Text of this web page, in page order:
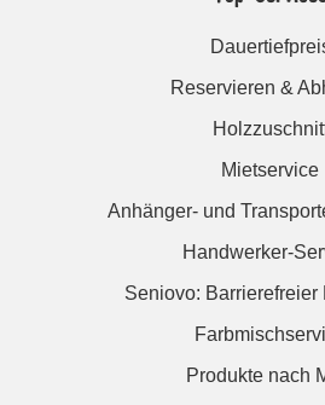
Reservieren &
Mietservice
Anhänger- und
Handwerker-
Seniovo: Barrierefreier
Produkte nach